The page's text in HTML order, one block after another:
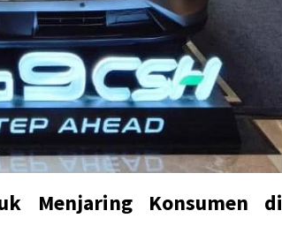
Menjaring Konsumen di